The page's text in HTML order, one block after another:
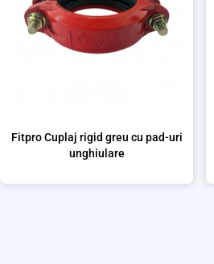
Fitpro Cuplaj rigid greu cu pad-uri
unghiulare